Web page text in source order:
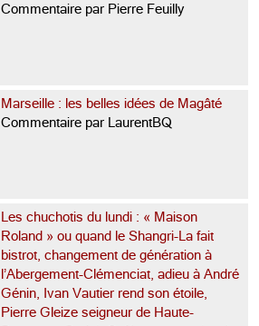
Commentaire par Pierre Feuilly
Marseille : les belles idées de Magâté
Commentaire par LaurentBQ
Les chuchotis du lundi : « Maison
Roland » ou quand le Shangri-La fait
bistrot, changement de génération à
l’Abergement-Clémenciat, adieu à André
Génin, Ivan Vautier rend son étoile,
Pierre Gleize seigneur de Haute-